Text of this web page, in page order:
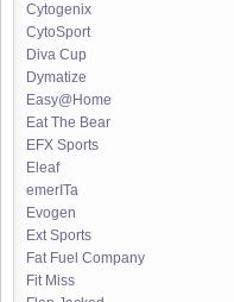
Cytogenix
CytoSport
Diva Cup
Dymatize
Easy@Home
Eat The Bear
EFX Sports
Eleaf
emerITa
Evogen
Ext Sports
Fat Fuel Company
Fit Miss